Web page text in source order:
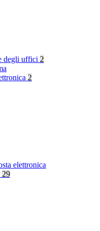
degli uffici 2
2
elettronica
29